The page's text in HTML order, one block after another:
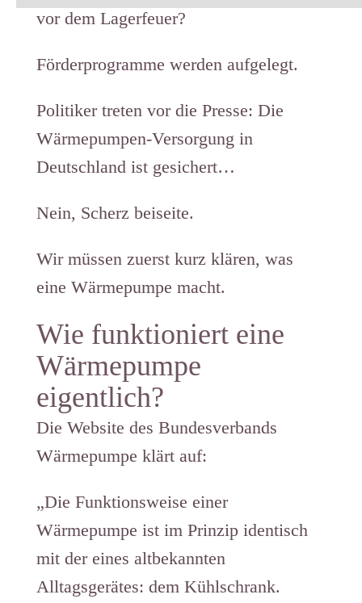
vor dem Lagerfeuer?
Förderprogramme werden aufgelegt.
Politiker treten vor die Presse: Die
Wärmepumpen-Versorgung in
Deutschland ist gesichert…
Nein, Scherz beiseite.
Wir müssen zuerst kurz klären, was
eine Wärmepumpe macht.
Wie funktioniert eine
Wärmepumpe
eigentlich?
Die Website des Bundesverbands
Wärmepumpe klärt auf:
„Die Funktionsweise einer
Wärmepumpe ist im Prinzip identisch
mit der eines altbekannten
Alltagsgerätes: dem Kühlschrank.